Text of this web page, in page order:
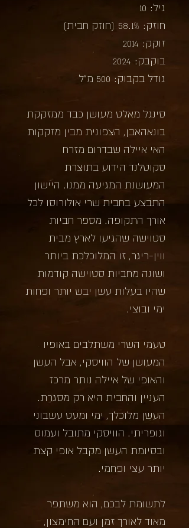
גיל: 10
חוזק: 58.1% (חוזק חבית)
זוקק: 2014
בוקבק: 2024
גודל בקבוק: 500 מ"ל
סינגל מאלט מעושן כבד ממזקקת
בונאהאבן, הצפונית מבין מזקקות
האי איילה שבדרום מזרח
סקוטלנד הידוע בתוצרת
המעושנת המגיעה ממנו. היישון
התבצע בחבית שרי אולורוסו לכל
אורך התקופה. מספר חביות
סטוישה שהגיעו לארץ מבית
ווין-ריגר, זו המלוכלכת ביותר
ושונה מחביות סטוישה קודמות
שהיו בעלות עשן יבש יותר ופחות
ימי ובוצי.
טעמי השרי משתלבים באופיו
המעושן של הוויסקי, אבל העשן
והאופי של איילה נותר מרכז
העניין והחבית היא רק מסגרת.
העשן מלוכלך, ימי ומעט עשבוני
וגופריתי. הוויסקי מתובל ועמוס
ובסיומת העשן מקבל אופי קצת
יותר עצי ופחמי.
לתשומת לבכם, הוא משתפר
מאוד לאורך זמן ועם החימצון,